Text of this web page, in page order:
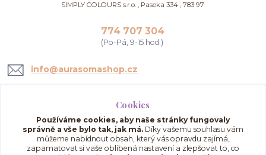
SIMPLY COLOURS s.r.o. , Paseka 334 , 783 97
774 707 304
(Po-Pá, 9-15 hod.)
info@aurasomashop.cz
Cookies
Používáme cookies, aby naše stránky fungovaly
správně a vše bylo tak, jak má. Díky vašemu souhlasu vám
můžeme nabídnout obsah, který vás opravdu zajímá,
zapamatovat si vaše oblíbená nastavení a zlepšovat to, co